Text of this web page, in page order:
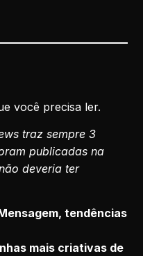
você precisa ler.
traz sempre 3
publicadas na
deveria ter
tendências
mais criativas de